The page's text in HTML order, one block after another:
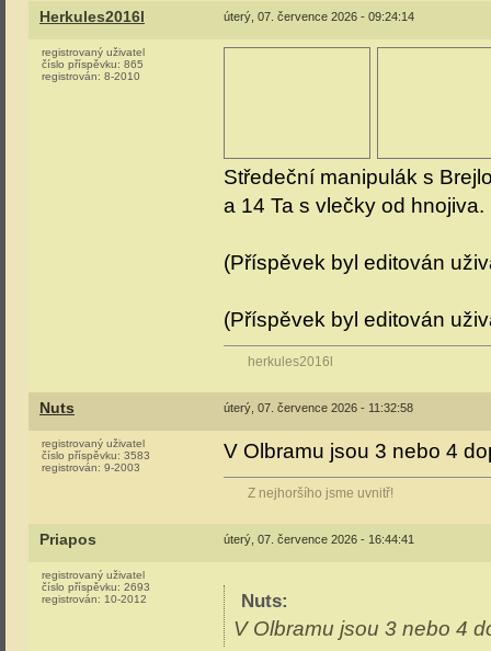
Herkules2016l úterý, 07. července 2026 - 09:24:14
registrovaný uživatel
číslo příspěvku: 865
registrován: 8-2010
Středeční manipulák s
a 14 Ta s vlečky od hnojiva.
(Příspěvek byl editován
(Příspěvek byl editován
herkules2016l
Nuts úterý, 07. července 2026 - 11:32:58
registrovaný uživatel
číslo příspěvku: 3583
registrován: 9-2003
V Olbramu jsou 3 nebo 4
Z nejhoršího jsme uvnitř!
Priapos úterý, 07. července 2026 - 16:44:41
registrovaný uživatel
číslo příspěvku: 2693
registrován: 10-2012 Nuts:
V Olbramu jsou 3 nebo 4